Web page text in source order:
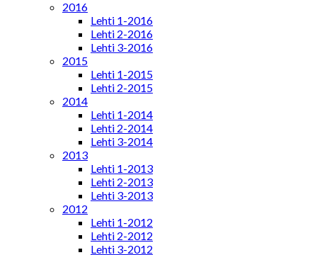
2016
Lehti 1-2016
Lehti 2-2016
Lehti 3-2016
2015
Lehti 1-2015
Lehti 2-2015
2014
Lehti 1-2014
Lehti 2-2014
Lehti 3-2014
2013
Lehti 1-2013
Lehti 2-2013
Lehti 3-2013
2012
Lehti 1-2012
Lehti 2-2012
Lehti 3-2012